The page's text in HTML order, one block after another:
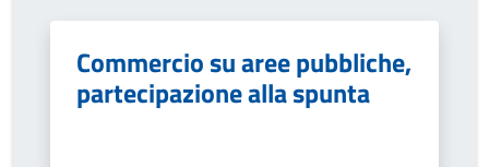
Commercio su aree pubbliche,
partecipazione alla spunta